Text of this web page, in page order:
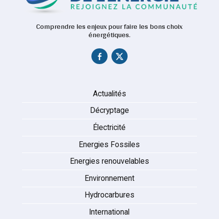
Comprendre les enjeux pour faire les bons choix
énergétiques.
Actualités
Décryptage
Électricité
Energies Fossiles
Energies renouvelables
Environnement
Hydrocarbures
International